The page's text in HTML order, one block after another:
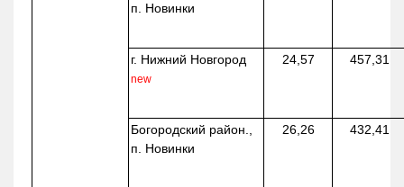
п. Новинки
г. Нижний Новгород
new
24,57 457,31
Богородский район.,
п. Новинки
26,26 432,41